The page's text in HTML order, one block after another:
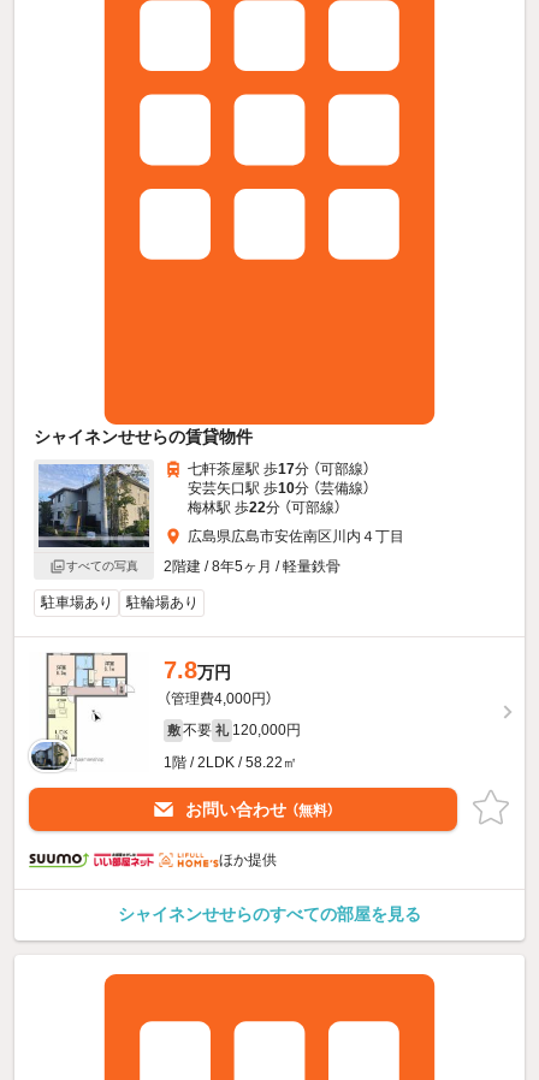
シャイネンせせらの賃貸物件
すべての写真
七軒茶屋駅 歩17分 （可部線）
安芸矢口駅 歩10分 （芸備線）
梅林駅 歩22分 （可部線）
広島県広島市安佐南区川内４丁目
2階建 / 8年5ヶ月 / 軽量鉄骨
駐車場あり 駐輪場あり
7.8万円
（管理費4,000円）
敷 不要 礼 120,000円
1階 / 2LDK / 58.22㎡
お問い合わせ （無料）
ほか提供
シャイネンせせらのすべての部屋を見る